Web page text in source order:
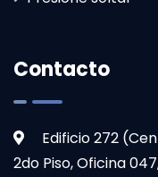
Contacto
Edificio 272
2do Piso, Oficina